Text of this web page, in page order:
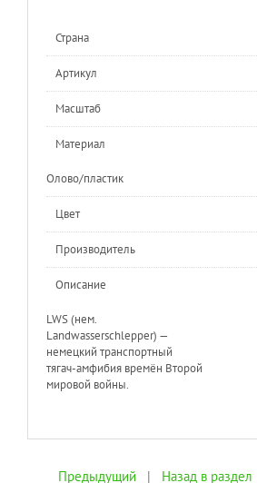
Страна
Артикул
Масштаб
Материал
Олово/пластик
Цвет
Производитель
Описание
LWS (нем.
Landwasserschlepper) —
немецкий транспортный
тягач-амфибия времён Второй
мировой войны.
Предыдущий | Назад в раздел